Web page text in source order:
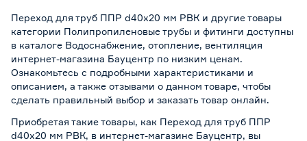
Переход для труб ППР d40x20 мм РВК и другие товары
категории Полипропиленовые трубы и фитинги доступны
в каталоге Водоснабжение, отопление, вентиляция
интернет-магазина Бауцентр по низким ценам.
Ознакомьтесь с подробными характеристиками и
описанием, а также отзывами о данном товаре, чтобы
сделать правильный выбор и заказать товар онлайн.
Приобретая такие товары, как Переход для труб ППР
d40x20 мм РВК, в интернет-магазине Бауцентр, вы